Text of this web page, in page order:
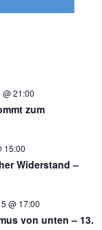
21:00
zum
15:00
Widerstand –
@ 17:00
von unten – 13.